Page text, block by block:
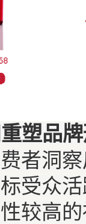
塑品
洞察
受众
较高